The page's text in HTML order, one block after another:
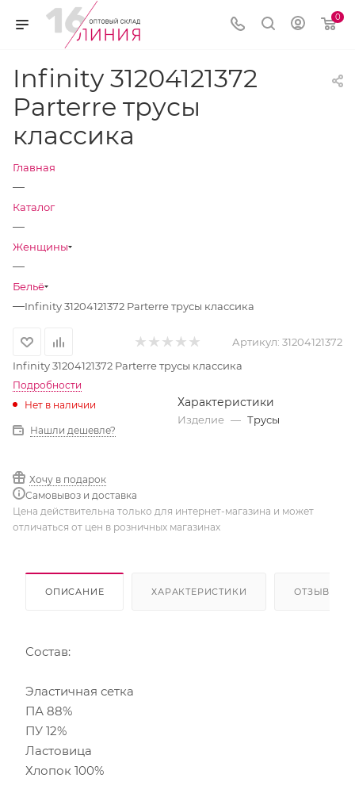
0
Infinity 31204121372
Parterre трусы
класcика
Главная
—
Каталог
—
Женщины
—
Бельё
—Infinity 31204121372 Parterre трусы класcика
Артикул: 31204121372
Infinity 31204121372 Parterre трусы класcика
Подробности
Нет в наличии
Нашли дешевле?
Хочу в подарок
Самовывоз и доставка
Характеристики
Изделие — Трусы
Цена действительна только для интернет-магазина и может
отличаться от цен в розничных магазинах
ОПИСАНИЕ ХАРАКТЕРИСТИКИ ОТЗЫВЫ
Состав:
Эластичная сетка
ПА 88%
ПУ 12%
Ластовица
Хлопок 100%